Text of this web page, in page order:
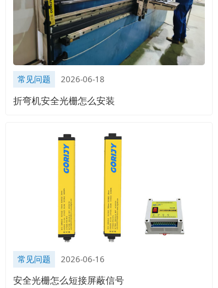
常见问题 2026-06-18
折弯机安全光栅怎么安装
常见问题 2026-06-16
安全光栅怎么短接屏蔽信号